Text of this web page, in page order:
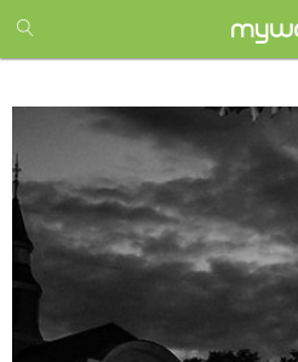
month
free